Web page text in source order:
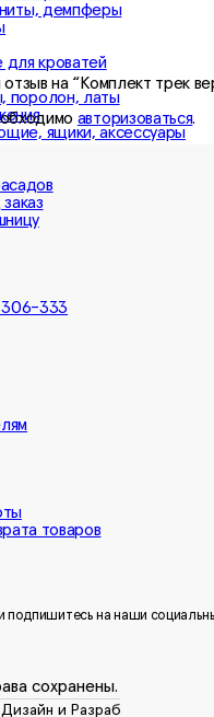
демпферы
кроватей
поролон, латы
ящики, аксессуары
306-333
отзыв на “Комплект трек
авторизоваться.
товаров
подпишитесь на наши
сохранены.